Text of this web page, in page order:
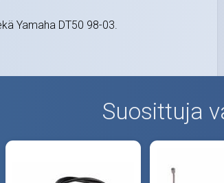
Yamaha DT50 98-03.
Suosittuja